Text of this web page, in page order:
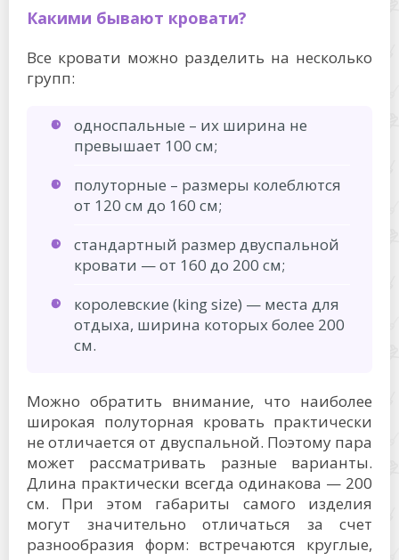
Какими бывают кровати?
Все кровати можно разделить на несколько
групп:
односпальные – их ширина не
превышает 100 см;
полуторные – размеры колеблются
от 120 см до 160 см;
стандартный размер двуспальной
кровати — от 160 до 200 см;
королевские (king size) — места для
отдыха, ширина которых более 200
см.
Можно обратить внимание, что наиболее
широкая полуторная кровать практически
не отличается от двуспальной. Поэтому пара
может рассматривать разные варианты.
Длина практически всегда одинакова — 200
см. При этом габариты самого изделия
могут значительно отличаться за счет
разнообразия форм: встречаются круглые,